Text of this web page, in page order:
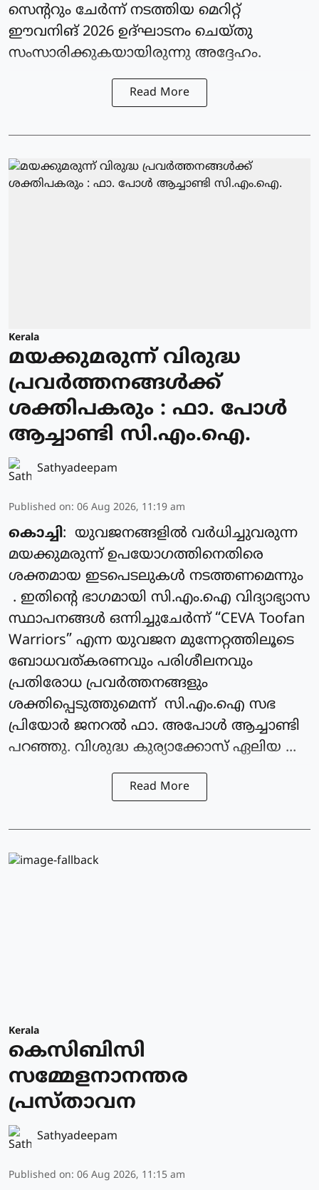
സെന്ററും ചേർന്ന് നടത്തിയ മെറിറ്റ്
ഈവനിങ് 2026 ഉദ്ഘാടനം ചെയ്തു
സംസാരിക്കുകയായിരുന്നു അദ്ദേഹം.
Read More
Kerala
മയക്കുമരുന്ന് വിരുദ്ധ
പ്രവർത്തനങ്ങൾക്ക്
ശക്തിപകരും : ഫാ. പോൾ
ആച്ചാണ്ടി സി.എം.ഐ.
Sathyadeepam
Published on: 06 Aug 2026, 11:19 am
കൊച്ചി: യുവജനങ്ങളിൽ വർധിച്ചുവരുന്ന
മയക്കുമരുന്ന് ഉപയോഗത്തിനെതിരെ
ശക്തമായ ഇടപെടലുകൾ നടത്തണമെന്നും
. ഇതിന്റെ ഭാഗമായി സി.എം.ഐ വിദ്യാഭ്യാസ
സ്ഥാപനങ്ങൾ ഒന്നിച്ചുചേർന്ന് “CEVA Toofan
Warriors” എന്ന യുവജന മുന്നേറ്റത്തിലൂടെ
ബോധവത്കരണവും പരിശീലനവും
പ്രതിരോധ പ്രവർത്തനങ്ങളും
ശക്തിപ്പെടുത്തുമെന്ന് സി.എം.ഐ സഭ
പ്രിയോർ ജനറൽ ഫാ. അപോൾ ആച്ചാണ്ടി
പറഞ്ഞു. വിശുദ്ധ കുര്യാക്കോസ് ഏലിയ ...
Read More
Kerala
കെസിബിസി
സമ്മേളനാനന്തര
പ്രസ്താവന
Sathyadeepam
Published on: 06 Aug 2026, 11:15 am